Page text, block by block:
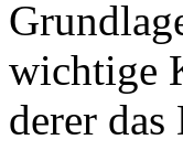
wichtige
derer